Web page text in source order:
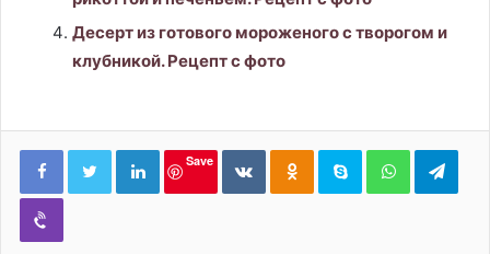
Десерт из готового мороженого с творогом и
клубникой. Рецепт с фото
LinkedIn
Save
ВконтактеОдноклассники
Skype WhatsApp
Viber